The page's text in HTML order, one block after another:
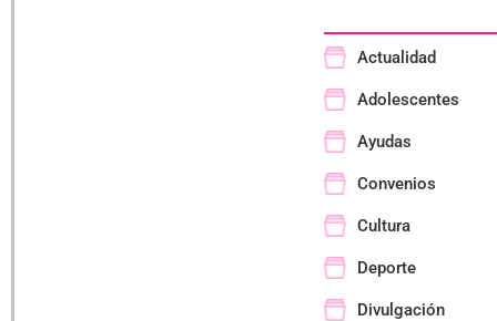
Actualidad
Adolescentes
Ayudas
Convenios
Cultura
Deporte
Divulgación